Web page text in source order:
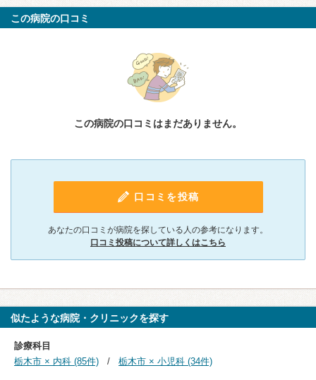
この病院の口コミ
この病院の口コミはまだありません。
口コミを投稿
あなたの口コミが病院を探している人の参考になります。
口コミ投稿について詳しくはこちら
似たような病院・クリニックを探す
診療科目
栃木市 × 内科 (85件)
栃木市 × 小児科 (34件)